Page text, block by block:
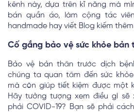
kênh này, dựa trên kĩ năng mà
bán quần áo, làm cộng tác
handmade hay viết Blog kiếm
Cố gắng bảo vệ sức khỏe bản
Bảo vệ bản thân trước dịch
chúng ta quan tâm đến sức
mà còn giúp tiết kiệm được một
Hãy tưởng tượng xem điều gì sẽ
phải COVID-19? Bạn sẽ phải